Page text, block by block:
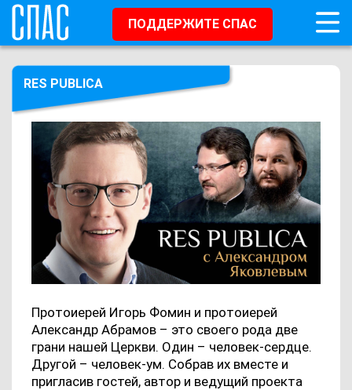
ПОДДЕРЖИТЕ СПАС
RES PUBLICA
Протоиерей Игорь Фомин и протоиерей
Александр Абрамов – это своего рода две
грани нашей Церкви. Один – человек-сердце.
Другой – человек-ум. Собрав их вместе и
пригласив гостей, автор и ведущий проекта